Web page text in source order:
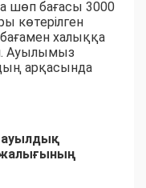
шөп бағасы 3000
көтерілген
халыққа
Ауылымыз
арқасында
ауылдық